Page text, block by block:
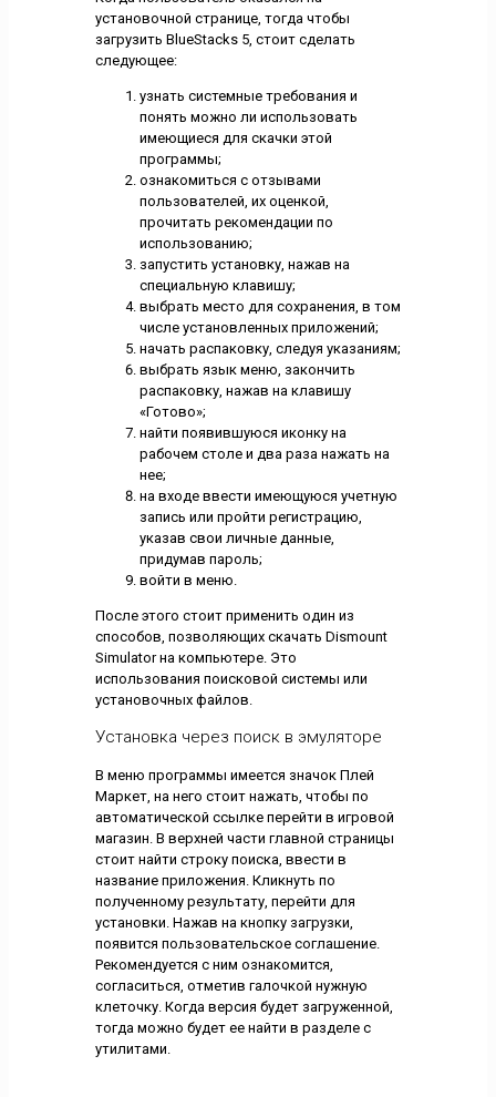
установочной странице, тогда чтобы
загрузить BlueStacks 5, стоит сделать
следующее:
узнать системные требования и
понять можно ли использовать
имеющиеся для скачки этой
программы;
ознакомиться с отзывами
пользователей, их оценкой,
прочитать рекомендации по
использованию;
запустить установку, нажав на
специальную клавишу;
выбрать место для сохранения, в том
числе установленных приложений;
начать распаковку, следуя указаниям;
выбрать язык меню, закончить
распаковку, нажав на клавишу
«Готово»;
найти появившуюся иконку на
рабочем столе и два раза нажать на
нее;
на входе ввести имеющуюся учетную
запись или пройти регистрацию,
указав свои личные данные,
придумав пароль;
войти в меню.
После этого стоит применить один из
способов, позволяющих скачать Dismount
Simulator на компьютере. Это
использования поисковой системы или
установочных файлов.
Установка через поиск в эмуляторе
В меню программы имеется значок Плей
Маркет, на него стоит нажать, чтобы по
автоматической ссылке перейти в игровой
магазин. В верхней части главной страницы
стоит найти строку поиска, ввести в
название приложения. Кликнуть по
полученному результату, перейти для
установки. Нажав на кнопку загрузки,
появится пользовательское соглашение.
Рекомендуется с ним ознакомится,
согласиться, отметив галочкой нужную
клеточку. Когда версия будет загруженной,
тогда можно будет ее найти в разделе с
утилитами.